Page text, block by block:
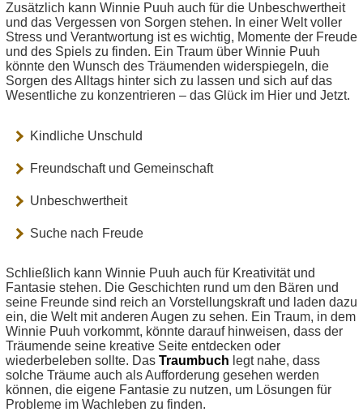
Zusätzlich kann Winnie Puuh auch für die Unbeschwertheit
und das Vergessen von Sorgen stehen. In einer Welt voller
Stress und Verantwortung ist es wichtig, Momente der Freude
und des Spiels zu finden. Ein Traum über Winnie Puuh
könnte den Wunsch des Träumenden widerspiegeln, die
Sorgen des Alltags hinter sich zu lassen und sich auf das
Wesentliche zu konzentrieren – das Glück im Hier und Jetzt.
Kindliche Unschuld
Freundschaft und Gemeinschaft
Unbeschwertheit
Suche nach Freude
Schließlich kann Winnie Puuh auch für Kreativität und
Fantasie stehen. Die Geschichten rund um den Bären und
seine Freunde sind reich an Vorstellungskraft und laden dazu
ein, die Welt mit anderen Augen zu sehen. Ein Traum, in dem
Winnie Puuh vorkommt, könnte darauf hinweisen, dass der
Träumende seine kreative Seite entdecken oder
wiederbeleben sollte. Das Traumbuch legt nahe, dass
solche Träume auch als Aufforderung gesehen werden
können, die eigene Fantasie zu nutzen, um Lösungen für
Probleme im Wachleben zu finden.